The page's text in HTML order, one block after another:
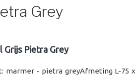
Grey
Grijs Pietra Grey
marmer - ​​pietra greyAfmeting L-75